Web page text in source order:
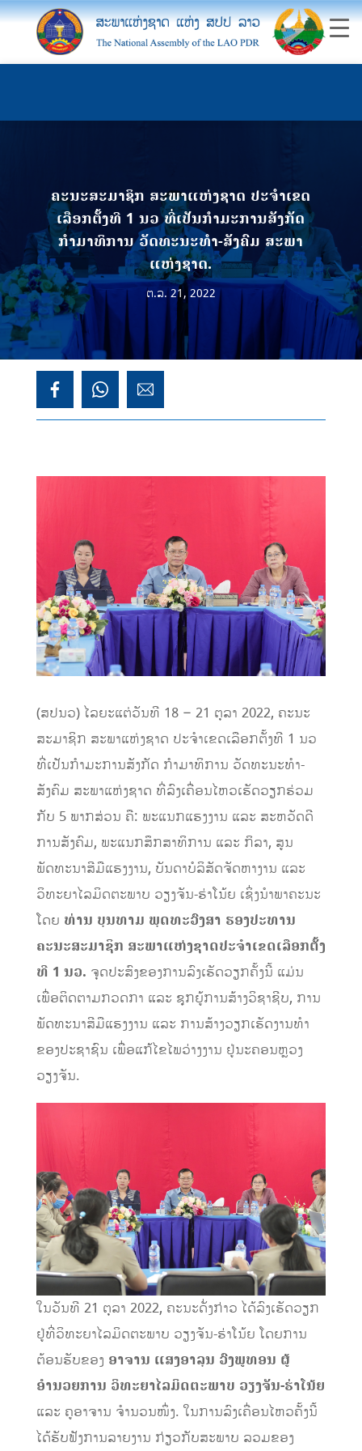
ຄະນະສະມາຊິກ ສະພາແຫ່ງຊາດ ປະຈຳເຂດ
ເລືອກຕັ້ງທີ 1 ນວ ທີ່ເປັນກຳມະການສັງກັດ
ກຳມາທິການ ວັດທະນະທຳ-ສັງຄົມ ສະພາ
ແຫ່ງຊາດ.
ຕ.ລ. 21, 2022
(ສປນວ) ໄລຍະແຕ່ວັນທີ 18 – 21 ຕຸລາ 2022, ຄະນະ
ສະມາຊິກ ສະພາແຫ່ງຊາດ ປະຈຳເຂດເລືອກຕັ້ງທີ 1 ນວ
ທີ່ເປັນກຳມະການສັງກັດ ກຳມາທິການ ວັດທະນະທຳ-
ສັງຄົມ ສະພາແຫ່ງຊາດ ທີ່ລົງເຄື່ອນໄຫວເຮັດວຽກຮ່ວມ
ກັບ 5 ພາກສ່ວນ ຄື: ພະແນກແຮງງານ ແລະ ສະຫວັດດີ
ການສັງຄົມ, ພະແນກສຶກສາທິການ ແລະ ກິລາ, ສູນ
ພັດທະນາສີມືແຮງງານ, ບັນດາບໍລິສັດຈັດຫາງານ ແລະ
ວິທະຍາໄລມິດຕະພາບ ວຽງຈັນ-ຮ່າໂນ້ຍ ເຊິ່ງນຳພາຄະນະ
ໂດຍ ທ່ານ ບຸນທາມ ພຸດທະວົງສາ ຮອງປະທານ
ຄະນະສະມາຊິກ ສະພາແຫ່ງຊາດປະຈຳເຂດເລືອກຕັ້ງ
ທີ 1 ນວ. ຈຸດປະສົງຂອງການລົງເຮັດວຽກຄັ້ງນີ້ ແມ່ນ
ເພື່ອຕິດຕາມກວດກາ ແລະ ຊຸກຍູ້ການສ້າງວິຊາຊີບ, ການ
ພັດທະນາສີມືແຮງງານ ແລະ ການສ້າງວຽກເຮັດງານທຳ
ຂອງປະຊາຊົນ ເພື່ອແກ້ໄຂໄພວ່າງງານ ຢູ່ນະຄອນຫຼວງ
ວຽງຈັນ.
ໃນວັນທີ 21 ຕຸລາ 2022, ຄະນະດັ່ງກ່າວ ໄດ້ລົງເຮັດວຽກ
ຢູ່ທີ່ວິທະຍາໄລມິດຕະພາບ ວຽງຈັນ-ຮ່າໂນ້ຍ ໂດຍການ
ຕ້ອນຮັບຂອງ ອາຈານ ແສງອາລຸນ ວົງພູທອນ ຜູ້
ອຳນວຍການ ວິທະຍາໄລມິດຕະພາບ ວຽງຈັນ-ຮ່າໂນ້ຍ
ແລະ ຄູອາຈານ ຈໍານວນໜຶ່ງ. ໃນການລົງເຄື່ອນໄຫວຄັ້ງນີ້
ໄດ້ຮັບຟັງການລາຍງານ ກ່ຽວກັບສະພາບ ລວມຂອງ